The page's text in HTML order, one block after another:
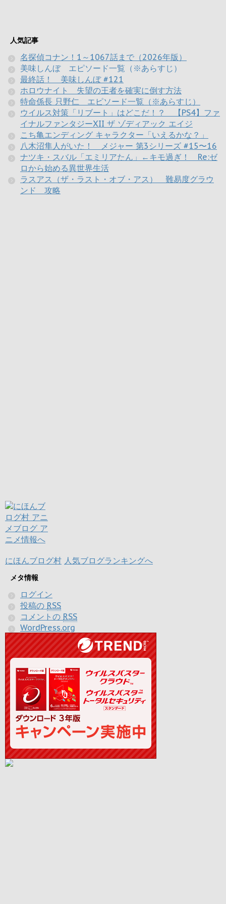
人気記事
名探偵コナン！1～1067話まで（2026年版）
美味しんぼ エピソード一覧（※あらすじ）
最終話！ 美味しんぼ #121
ホロウナイト 失望の王者を確実に倒す方法
特命係長 只野仁 エピソード一覧（※あらすじ）
ウイルス対策「リブート」はどこだ！？ 【PS4】ファ
イナルファンタジーXII ザ ゾディアック エイジ
こち亀エンディング キャラクター「いえるかな？」
八木沼隼人がいた！ メジャー 第3シリーズ #15〜16
ナツキ・スバル「エミリアたん」←キモ過ぎ！ Re:ゼ
ロから始める異世界生活
ラスアス（ザ・ラスト・オブ・アス） 難易度グラウ
ンド 攻略
にほんブログ村 人気ブログランキングへ
メタ情報
ログイン
投稿の RSS
コメントの RSS
WordPress.org